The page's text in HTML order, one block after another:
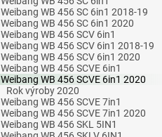
Weibang WB 456 SC 6in1 2018-19
Weibang WB 456 SC 6in1 2020
Weibang WB 456 SCV 6in1
Weibang WB 456 SCV 6in1 2018-19
Weibang WB 456 SCV 6in1 2020
Weibang WB 456 SCVE 6in1
Weibang WB 456 SCVE 6in1 2020
Rok výroby 2020
Weibang WB 456 SCVE 7in1
Weibang WB 456 SCVE 7in1 2020
Weibang WB 456 SKL 5IN1